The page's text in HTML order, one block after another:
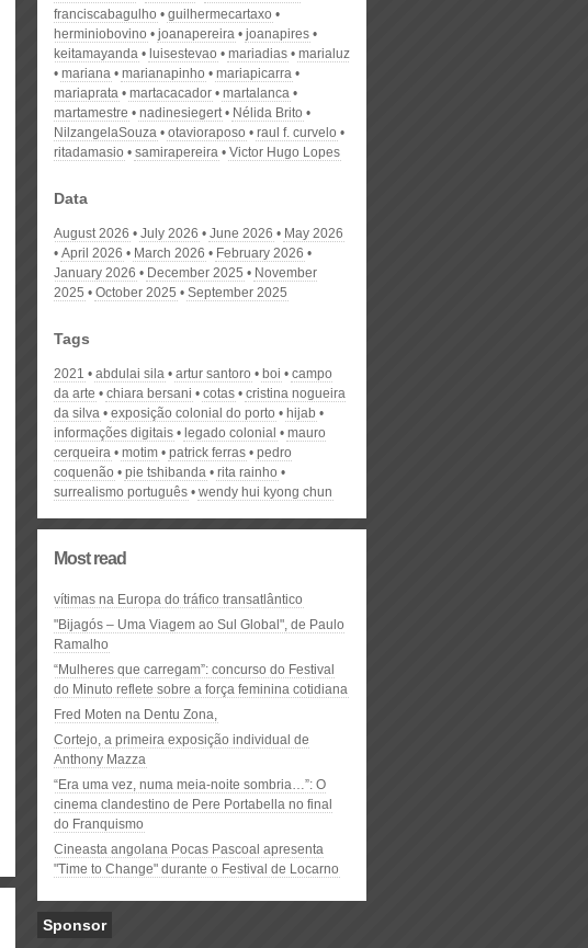
franciscabagulho
guilhermecartaxo
herminiobovino
joanapereira
joanapires
keitamayanda
luisestevao mariadias
marialuz
mariana
marianapinho
mariapicarra
mariaprata
martacacador
martalanca
martamestre
nadinesiegert
Nélida Brito
NilzangelaSouza
otavioraposo
raul f. curvelo
ritadamasio
samirapereira Victor Hugo Lopes
Data
August 2026 July 2026 June 2026
May 2026
April 2026
March 2026
February 2026
January 2026
December 2025
November
2025
October 2025 September 2025
Tags
2021 abdulai sila artur santoro boi
campo
da arte
chiara bersani cotas
cristina nogueira
da silva
exposição colonial do porto
hijab
informações digitais
legado colonial
mauro
cerqueira
motim patrick ferras
pedro
coquenão
pie tshibanda
rita rainho
surrealismo português
wendy hui kyong chun
Most read
vítimas na Europa do tráfico transatlântico
"Bijagós – Uma Viagem ao Sul Global", de Paulo
Ramalho
“Mulheres que carregam”: concurso do Festival
do Minuto reflete sobre a força feminina cotidiana
Fred Moten na Dentu Zona,
Cortejo, a primeira exposição individual de
Anthony Mazza
“Era uma vez, numa meia-noite sombria…”: O
cinema clandestino de Pere Portabella no final
do Franquismo
Cineasta angolana Pocas Pascoal apresenta
"Time to Change" durante o Festival de Locarno
Sponsor